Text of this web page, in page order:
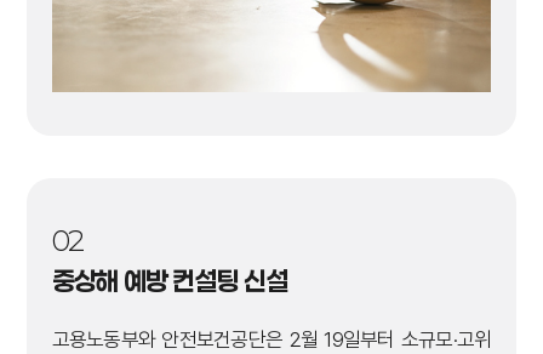
02
중상해 예방 컨설팅 신설
고용노동부와 안전보건공단은 2월 19일부터 소규모·고위